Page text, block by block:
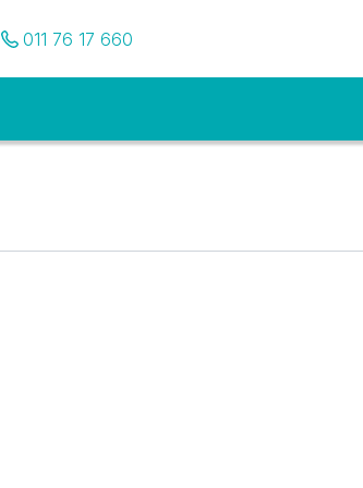
Pozovite nas
011 76 17 660